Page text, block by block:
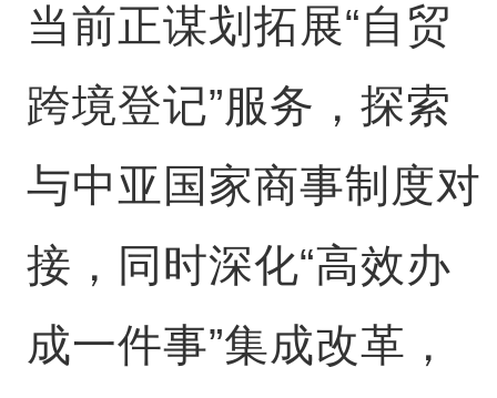
当前正谋划拓展“自贸
跨境登记”服务，探索
与中亚国家商事制度对
接，同时深化“高效办
成一件事”集成改革，